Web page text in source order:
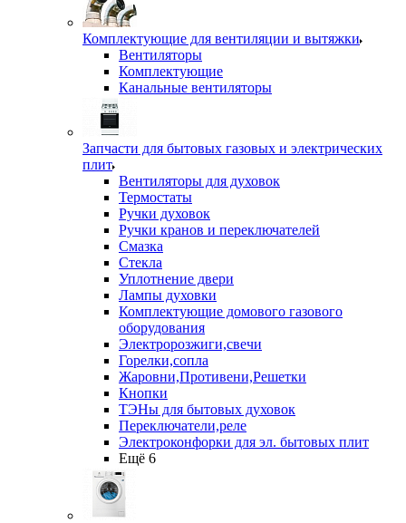
Комплектующие для вентиляции и вытяжки
Вентиляторы
Комплектующие
Канальные вентиляторы
Запчасти для бытовых газовых и электрических
плит
Вентиляторы для духовок
Термостаты
Ручки духовок
Ручки кранов и переключателей
Смазка
Стекла
Уплотнение двери
Лампы духовки
Комплектующие домового газового
оборудования
Электророзжиги,свечи
Горелки,сопла
Жаровни,Противени,Решетки
Кнопки
ТЭНы для бытовых духовок
Переключатели,реле
Электроконфорки для эл. бытовых плит
Ещё 6